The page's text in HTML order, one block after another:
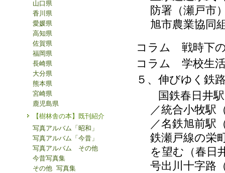
山口県
香川県
愛媛県
高知県
佐賀県
福岡県
長崎県
大分県
熊本県
宮崎県
鹿児島県
【樹林舎の本】既刊紹介
写真アルバム「昭和」
写真アルバム「今昔」
写真アルバム その他
今昔写真集
その他 写真集
防署（瀬戸市
旭市農業協同
コラム 戦時下
コラム 学校生
５、伸びゆく鉄
国鉄春日井駅
／統合小牧駅
／名鉄旭前駅
鉄瀬戸線の栄
を望む（春日
号出川十字路